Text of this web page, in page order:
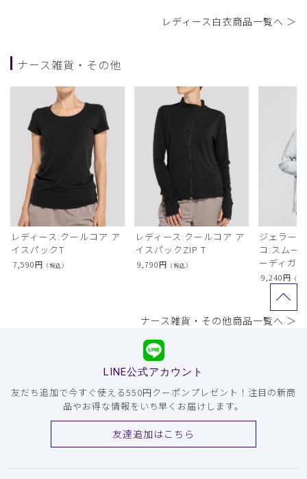
レディース白衣商品一覧へ ＞
ナース雑貨・その他
レディース:クールコア ア
イスパックT
7,590円 （税込）
レディース:クールコア ア
イスパックZIP T
9,790円 （税込）
ジェラー
コ:スムー
ーディガン
9,240円 （税
ナース雑貨・その他商品一覧へ ＞
LINE公式アカウント
友だち追加で今すぐ使える550円クーポンプレゼント！注目の新商
品やお得な情報をいち早くお届けします。
友達追加はこちら